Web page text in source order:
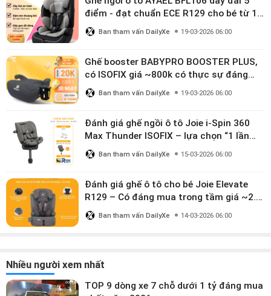
điểm - đạt chuẩn ECE R129 cho bé từ 1–
10 tuổi
Ban tham vấn DailyXe 19-03-2026 06:00
Ghế booster BABYPRO BOOSTER PLUS,
có ISOFIX giá ~800k có thực sự đáng
mua?
Ban tham vấn DailyXe 19-03-2026 06:00
Đánh giá ghế ngồi ô tô Joie i-Spin 360
Max Thunder ISOFIX – lựa chọn “1 lần
dùng đến 12 năm” có đáng giá gần 9
triệu?
Ban tham vấn DailyXe 15-03-2026 06:00
Đánh giá ghế ô tô cho bé Joie Elevate
R129 – Có đáng mua trong tầm giá ~2.8
triệu?
Ban tham vấn DailyXe 14-03-2026 06:00
Nhiều người xem nhất
TOP 9 dòng xe 7 chỗ dưới 1 tỷ đáng mua